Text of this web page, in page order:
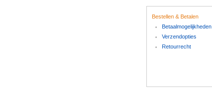
Bestellen & Betalen
Betaalmogelijkheden
Verzendopties
Retourrecht